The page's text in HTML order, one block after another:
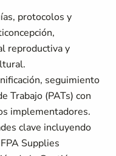
protocolos y
reproductiva y
seguimiento
Trabajo (PATs) con
implementadores.
clave incluyendo
Supplies